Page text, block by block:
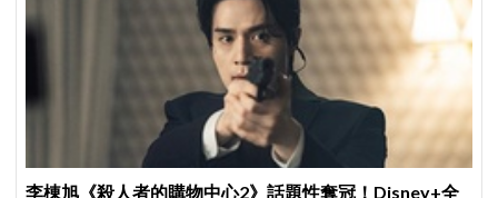
李棟旭《殺人者的購物中心2》話題性奪冠！Disney+全